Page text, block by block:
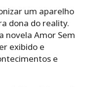
um aparelho
dona do reality.
novela Amor Sem
exibido e
e